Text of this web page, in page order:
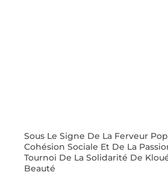
Sous Le Signe De La Ferveur
Cohésion Sociale Et De La
Tournoi De La Solidarité De
Beauté